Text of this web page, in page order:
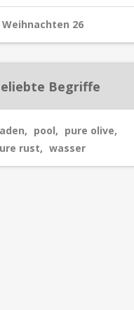
Weihnachten 26
Begriffe
, pool, pure olive,
rust, wasser